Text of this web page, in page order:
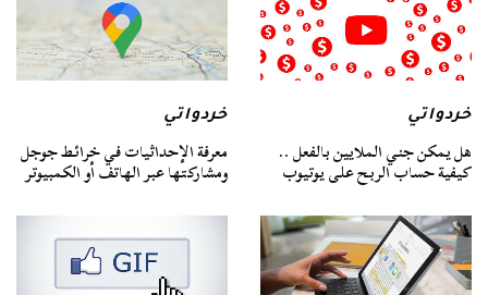
خردواتي
هل يمكن جني الملايين بالفعل ..
كيفية حساب الربح على يوتيوب
خردواتي
معرفة الإحداثيات في خرائط جوجل
ومشاركتها عبر الهاتف أو الكمبيوتر